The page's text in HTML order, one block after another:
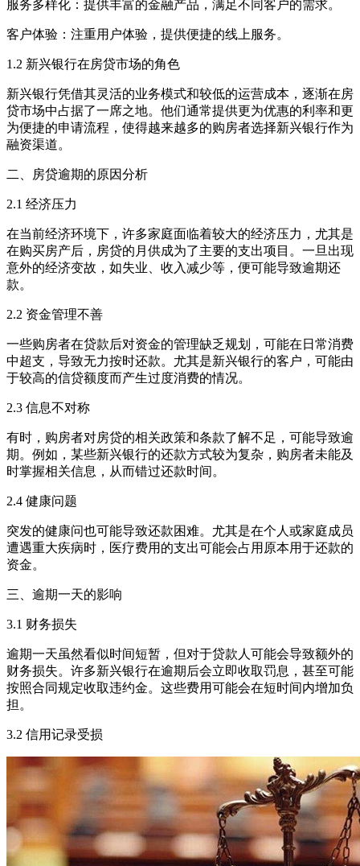
服务多样化：提供丰富的金融产品，满足不同客户的需求。
客户体验：注重用户体验，提供便捷的线上服务。
1.2 新兴银行在房贷市场的角色
新兴银行凭借其灵活的业务模式和较低的运营成本，逐渐在房
贷市场中占据了一席之地。他们通常提供更为优惠的利率和更
为便捷的申请流程，使得越来越多的购房者选择新兴银行作为
融资渠道。
二、房贷逾期的原因分析
2.1 经济压力
在当前经济环境下，许多家庭面临着较大的经济压力，尤其是
在购买房产后，房贷的月供成为了主要的支出项目。一旦出现
意外的经济变故，如失业、收入减少等，便可能导致逾期还
款。
2.2 资金管理不善
一些购房者在贷款后对资金的管理缺乏规划，可能在日常消费
中超支，导致无力按时还款。尤其是新兴银行的客户，可能由
于较高的信贷额度而产生过度消费的情况。
2.3 信息不对称
有时，购房者对房贷的相关政策和条款了解不足，可能导致逾
期。例如，某些新兴银行的还款方式较为复杂，购房者未能及
时掌握相关信息，从而错过还款时间。
2.4 健康问题
突发的健康问也可能导致还款困难。尤其是在个人或家庭成员
遭遇重大疾病时，医疗费用的支出可能会占用原本用于还款的
资金。
三、逾期一天的影响
3.1 财务损失
逾期一天虽然看似时间短暂，但对于贷款人可能会导致额外的
财务损失。许多新兴银行在逾期后会立即收取罚息，甚至可能
按照合同规定收取违约金。这些费用可能会在短时间内增加负
担。
3.2 信用记录受损